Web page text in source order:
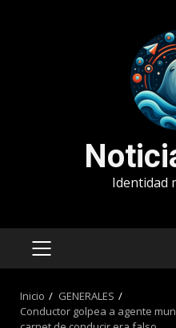
Identidad
MENÚ
Inicio
GENERALES
Conductor golpea a agente